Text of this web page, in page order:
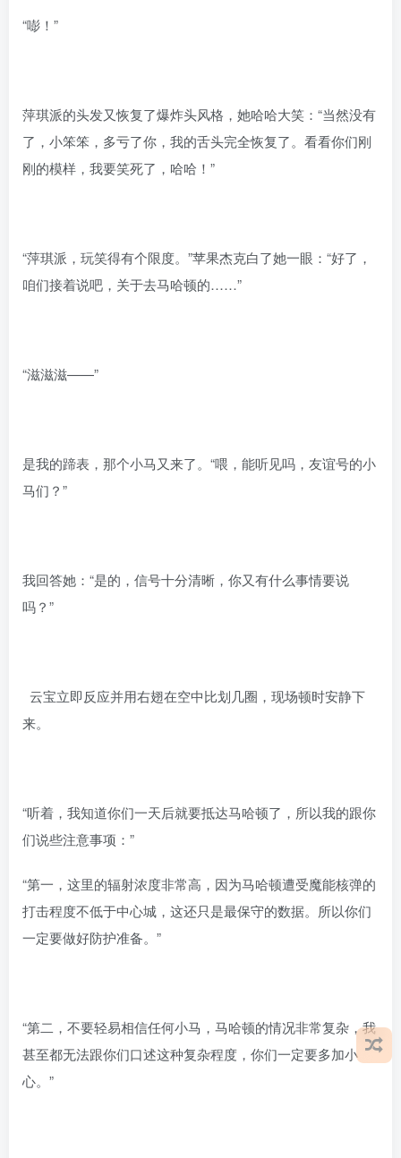
“嘭！”
萍琪派的头发又恢复了爆炸头风格，她哈哈大笑：“当然没有
了，小笨笨，多亏了你，我的舌头完全恢复了。看看你们刚
刚的模样，我要笑死了，哈哈！”
“萍琪派，玩笑得有个限度。”苹果杰克白了她一眼：“好了，
咱们接着说吧，关于去马哈顿的……”
“滋滋滋——”
是我的蹄表，那个小马又来了。“喂，能听见吗，友谊号的小
马们？”
我回答她：“是的，信号十分清晰，你又有什么事情要说
吗？”
云宝立即反应并用右翅在空中比划几圈，现场顿时安静下
来。
“听着，我知道你们一天后就要抵达马哈顿了，所以我的跟你
们说些注意事项：”
“第一，这里的辐射浓度非常高，因为马哈顿遭受魔能核弹的
打击程度不低于中心城，这还只是最保守的数据。所以你们
一定要做好防护准备。”
“第二，不要轻易相信任何小马，马哈顿的情况非常复杂，我
甚至都无法跟你们口述这种复杂程度，你们一定要多加小
心。”